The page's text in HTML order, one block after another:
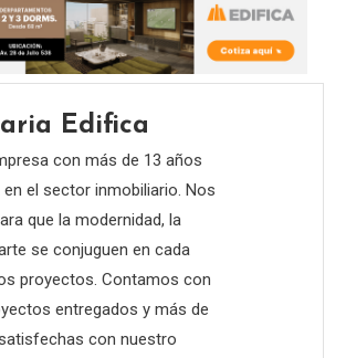
Edifica
con más de 13 años
en el sector inmobiliario. Nos
que la modernidad, la
se conjuguen en cada
proyectos. Contamos con
entregados y más de
con nuestro